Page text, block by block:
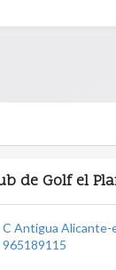
de Golf el
C Antigua Alicante-
965189115